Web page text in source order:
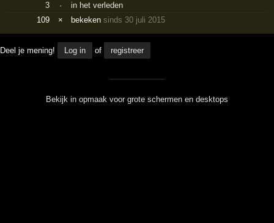
3
·
in het verleden
109
× bekekensinds 30 juli 2015
Deel je mening! Log in of registreer
Bekijk in opmaak voor grote schermen en desktops